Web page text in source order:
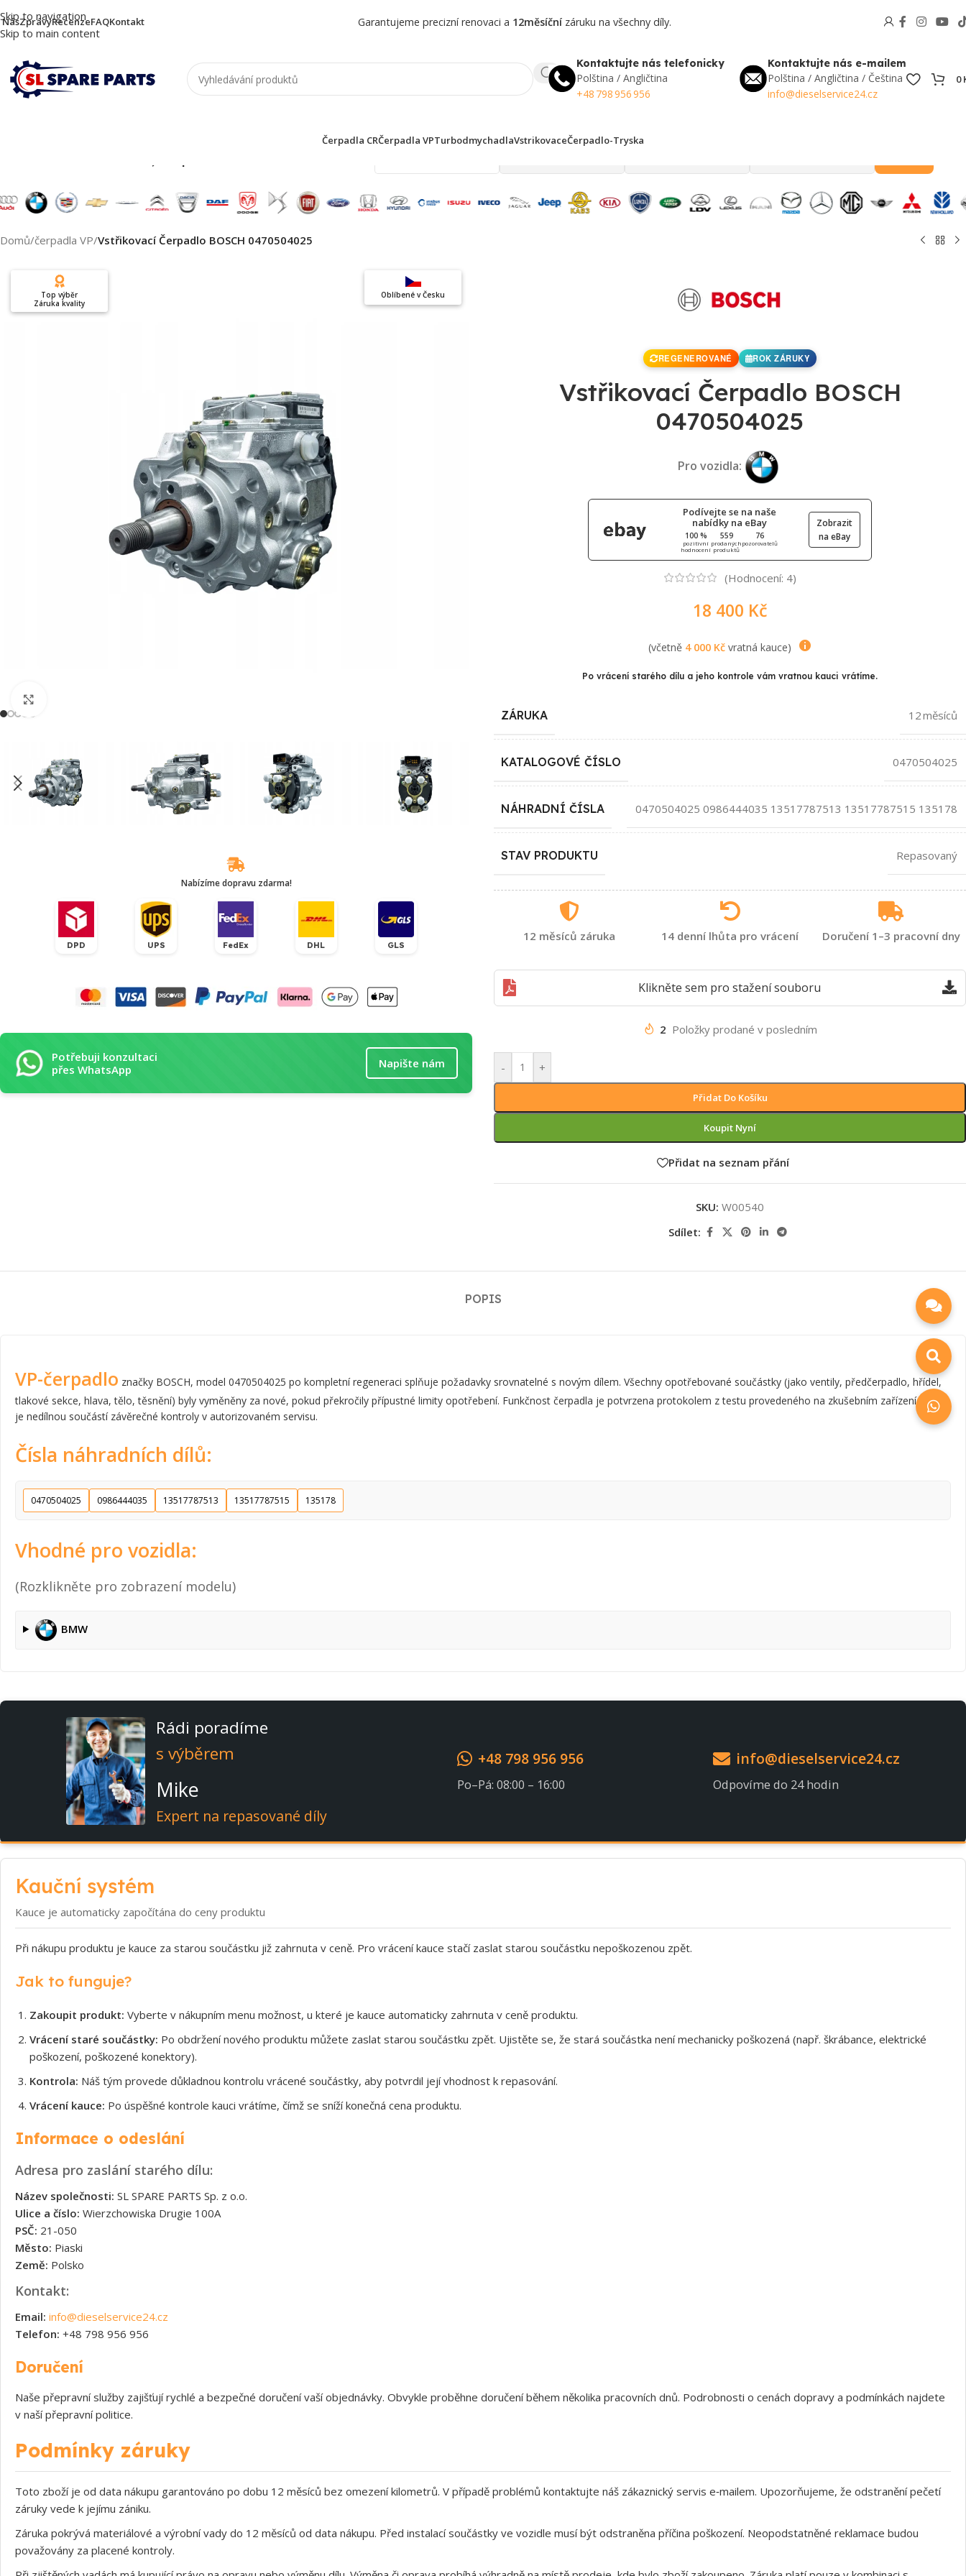
Skip to navigation
Skip to main content
NásZprávyRecenzeFAQKontakt Garantujeme precizní renovaci a 12měsíčnízáruku na všechny díly.
Kontaktujte nás telefonicky
Polština / Angličtina
+48 798 956 956
Kontaktujte nás e-mailem
Polština / Angličtina / Čeština
info@dieselservice24.cz
0
Čerpadla CRČerpadla VPTurbodmychadlaVstrikovaceČerpadlo-Tryska
Domů/čerpadla VP/Vstřikovací Čerpadlo BOSCH 0470504025
Oblíbené v Česku
Top výběr
Záruka kvality
Nabízíme dopravu zdarma!
DPD UPS FedEx DHL GLS
Potřebuji konzultaci
přes WhatsApp
Napište nám
REGENEROVANÉ ROK ZÁRUKY
Vstřikovací Čerpadlo BOSCH
0470504025
Pro vozidla:
Podívejte se na naše
nabídky na eBay
100 %
pozitivní
hodnocení
559
prodaných
produktů
76
pozorovatelů
Zobrazit
na eBay
(Hodnocení: 4)
18 400 Kč
(včetně 4 000 Kčvratná kauce)
Po vrácení starého dílu a jeho kontrole vám vratnou kauci vrátíme.
ZÁRUKA 12 měsíců
KATALOGOVÉ ČÍSLO 0470504025
NÁHRADNÍ ČÍSLA 0470504025 0986444035 13517787513 13517787515 135178
STAV PRODUKTU Repasovaný
12 měsíců záruka 14 denní lhůta pro vrácení Doručení 1–3 pracovní dny
Klikněte sem pro stažení souboru
2 Položky prodané v posledním
- +
Přidat Do Košíku
Koupit Nyní
Přidat na seznam přání
SKU: W00540
Sdílet:
POPIS
VP-čerpadlo značky BOSCH, model 0470504025 po kompletní regeneraci splňuje požadavky srovnatelné s novým dílem. Všechny opotřebované součástky (jako ventily, předčerpadlo, hřídel,
tlakové sekce, hlava, tělo, těsnění) byly vyměněny za nové, pokud překročily přípustné limity opotřebení. Funkčnost čerpadla je potvrzena protokolem z testu provedeného na zkušebním zařízení, který
je nedílnou součástí závěrečné kontroly v autorizovaném servisu.
Čísla náhradních dílů:
0470504025 0986444035 13517787513 13517787515 135178
Vhodné pro vozidla:
(Rozklikněte pro zobrazení modelu)
BMW
Rádi poradíme
s výběrem
Mike
Expert na repasované díly
+48 798 956 956
Po–Pá: 08:00 – 16:00
info@dieselservice24.cz
Odpovíme do 24 hodin
Kauční systém
Kauce je automaticky započítána do ceny produktu
Při nákupu produktu je kauce za starou součástku již zahrnuta v ceně. Pro vrácení kauce stačí zaslat starou součástku nepoškozenou zpět.
Jak to funguje?
Zakoupit produkt: Vyberte v nákupním menu možnost, u které je kauce automaticky zahrnuta v ceně produktu.
Vrácení staré součástky: Po obdržení nového produktu můžete zaslat starou součástku zpět. Ujistěte se, že stará součástka není mechanicky poškozená (např. škrábance, elektrické
poškození, poškozené konektory).
Kontrola: Náš tým provede důkladnou kontrolu vrácené součástky, aby potvrdil její vhodnost k repasování.
Vrácení kauce: Po úspěšné kontrole kauci vrátíme, čímž se sníží konečná cena produktu.
Informace o odeslání
Adresa pro zaslání starého dílu:
Název společnosti: SL SPARE PARTS Sp. z o.o.
Ulice a číslo: Wierzchowiska Drugie 100A
PSČ: 21-050
Město: Piaski
Země: Polsko
Kontakt:
Email: info@dieselservice24.cz
Telefon: +48 798 956 956
Doručení
Naše přepravní služby zajišťují rychlé a bezpečné doručení vaší objednávky. Obvykle proběhne doručení během několika pracovních dnů. Podrobnosti o cenách dopravy a podmínkách najdete
v naší přepravní politice.
Podmínky záruky
Toto zboží je od data nákupu garantováno po dobu 12 měsíců bez omezení kilometrů. V případě problémů kontaktujte náš zákaznický servis e‑mailem. Upozorňujeme, že odstranění pečetí
záruky vede k jejímu zániku.
Záruka pokrývá materiálové a výrobní vady do 12 měsíců od data nákupu. Před instalací součástky ve vozidle musí být odstraněna příčina poškození. Neopodstatněné reklamace budou
považovány za placené kontroly.